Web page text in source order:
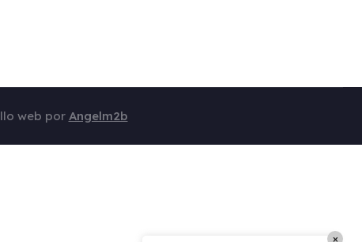
web por Angelm2b
×